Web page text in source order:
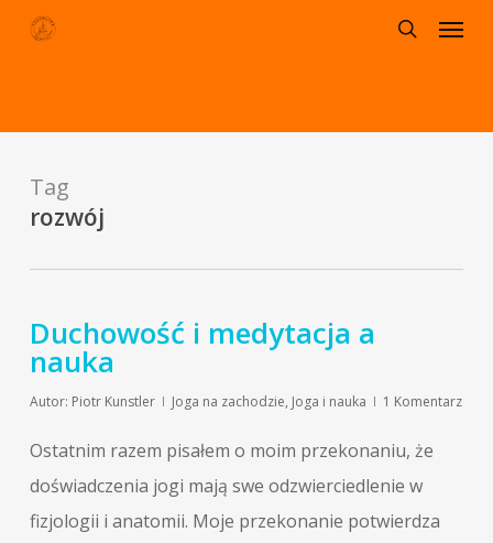
Skip
Menu
Tag
rozwój
Duchowość i medytacja a
nauka
Autor: Piotr Kunstler Joga na zachodzie, Joga i nauka 1 Komentarz
Ostatnim razem pisałem o moim przekonaniu, że
doświadczenia jogi mają swe odzwierciedlenie w
fizjologii i anatomii. Moje przekonanie potwierdza